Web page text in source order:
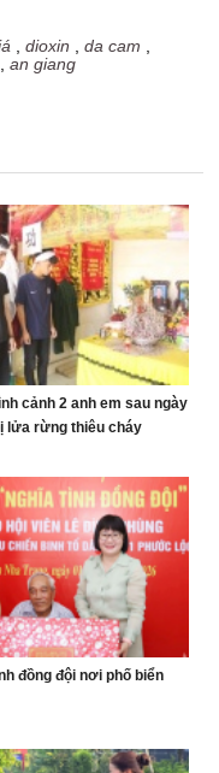
,dioxin ,da cam
,an giang
cảnh 2 anh em sau ngày
lửa rừng thiêu cháy
đồng đội nơi phố biển